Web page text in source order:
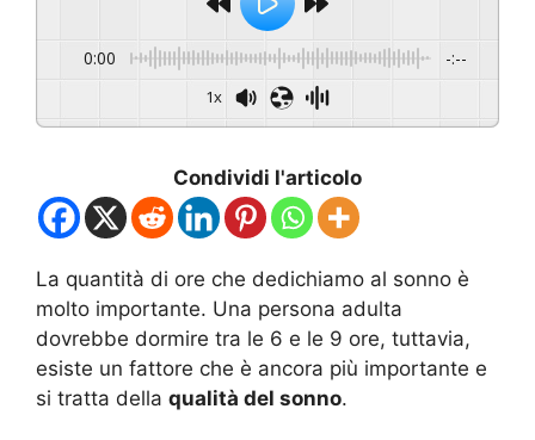
0:00 -:--
1x
Condividi l'articolo
La quantità di ore che dedichiamo al sonno è
molto importante. Una persona adulta
dovrebbe dormire tra le 6 e le 9 ore, tuttavia,
esiste un fattore che è ancora più importante e
si tratta della qualità del sonno.